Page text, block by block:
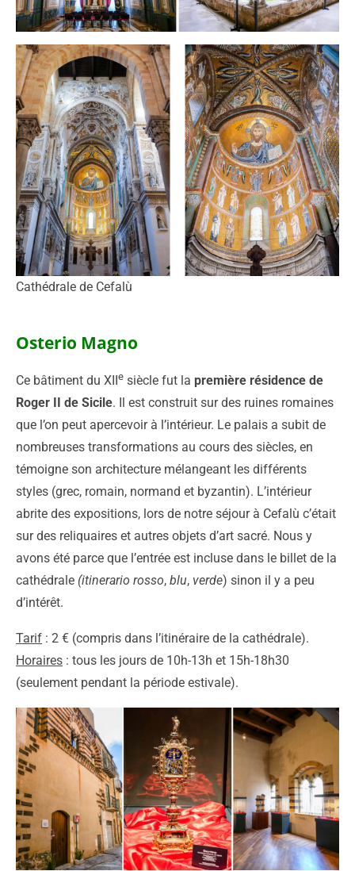
Cathédrale de Cefalù
Osterio Magno
Ce bâtiment du XII e siècle fut la première résidence de
Roger II de Sicile. Il est construit sur des ruines romaines
que l’on peut apercevoir à l’intérieur. Le palais a subit de
nombreuses transformations au cours des siècles, en
témoigne son architecture mélangeant les différents
styles (grec, romain, normand et byzantin). L’intérieur
abrite des expositions, lors de notre séjour à Cefalù c’était
sur des reliquaires et autres objets d’art sacré. Nous y
avons été parce que l’entrée est incluse dans le billet de la
cathédrale (itinerario rosso, blu, verde) sinon il y a peu
d’intérêt.
Tarif : 2 € (compris dans l’itinéraire de la cathédrale).
Horaires : tous les jours de 10h-13h et 15h-18h30
(seulement pendant la période estivale).